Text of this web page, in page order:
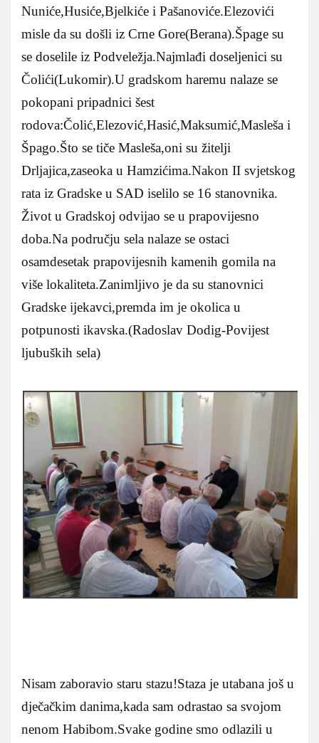
Nuniće,Husiće,Bjelkiće i Pašanoviće.Elezovići
misle da su došli iz Crne Gore(Berana).Špage su
se doselile iz Podveležja.Najmlađi doseljenici su
Čolići(Lukomir).U gradskom haremu nalaze se
pokopani pripadnici šest
rodova:Čolić,Elezović,Hasić,Maksumić,Masleša i
Špago.Što se tiče Masleša,oni su žitelji
Drljajica,zaseoka u Hamzićima.Nakon II svjetskog
rata iz Gradske u SAD iselilo se 16 stanovnika.
Život u Gradskoj odvijao se u prapovijesno
doba.Na području sela nalaze se ostaci
osamdesetak prapovijesnih kamenih gomila na
više lokaliteta.Zanimljivo je da su stanovnici
Gradske ijekavci,premda im je okolica u
potpunosti ikavska.(Radoslav Dodig-Povijest
ljubuških sela)
Nisam zaboravio staru stazu!Staza je utabana još u
dječačkim danima,kada sam odrastao sa svojom
nenom Habibom.Svake godine smo odlazili u